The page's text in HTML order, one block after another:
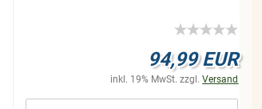
94,99 EUR
inkl. 19% MwSt. zzgl.Versand